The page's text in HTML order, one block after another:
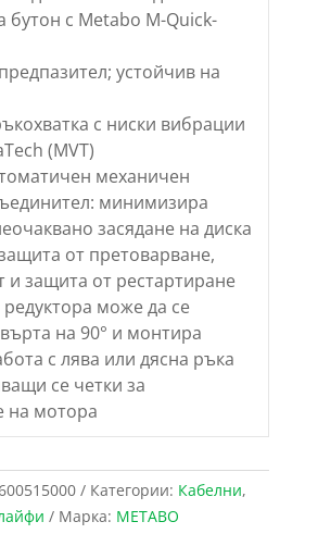
бутон с Metabo M-Quick-
устойчив на
с ниски вибрации
(MVT)
механичен
минимизира
засядане на диска
от претоварване,
и защита от рестартиране
може да се
на 90° и монтира
с лява или дясна ръка
се четки за
на мотора
Категории: Кабелни,
Марка: METABO